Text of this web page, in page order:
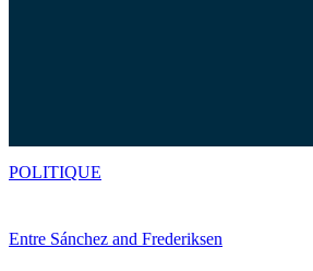
Entre Sánchez and Frederiksen
POLITIQUE